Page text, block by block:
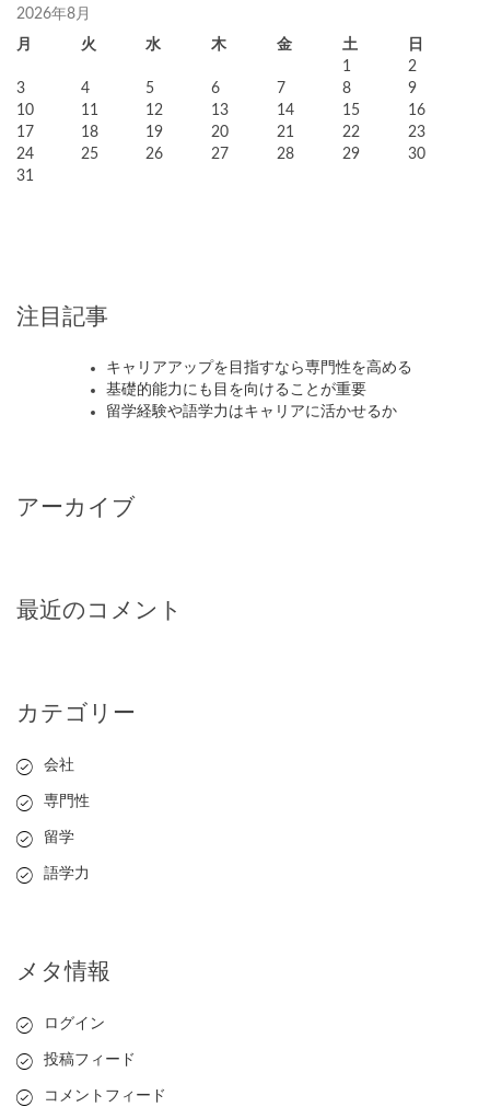
2026年8月
月
火 水 木 金 土
日
1
2
3
4 5 6 7 8
9
10
11 12 13 14 15
16
17
18 19 20 21 22
23
24
25 26 27 28 29
30
31
注目記事
キャリアアップを目指すなら専門性を高める
基礎的能力にも目を向けることが重要
留学経験や語学力はキャリアに活かせるか
アーカイブ
最近のコメント
カテゴリー
会社
専門性
留学
語学力
メタ情報
ログイン
投稿フィード
コメントフィード